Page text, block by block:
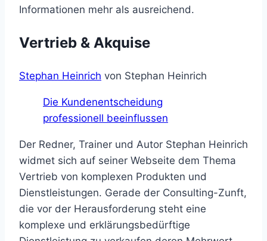
Informationen mehr als ausreichend.
Vertrieb & Akquise
Stephan Heinrich von Stephan Heinrich
Die Kundenentscheidung
professionell beeinflussen
Der Redner, Trainer und Autor Stephan Heinrich
widmet sich auf seiner Webseite dem Thema
Vertrieb von komplexen Produkten und
Dienstleistungen. Gerade der Consulting-Zunft,
die vor der Herausforderung steht eine
komplexe und erklärungsbedürftige